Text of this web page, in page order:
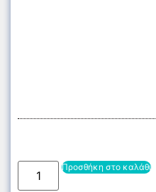
Προσθήκη στο καλάθι